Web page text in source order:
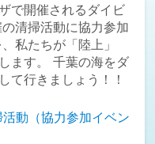
で開催されるダイビ
清掃活動に協力参加
私たちが「陸上」
ます。 千葉の海をダ
て行きましょう！！
動（協力参加イベン